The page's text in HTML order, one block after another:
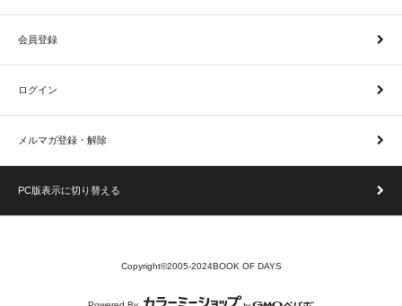
会員登録
ログイン
メルマガ登録・解除
PC版表示に切り替える
Copyright©2005-2024BOOK OF DAYS